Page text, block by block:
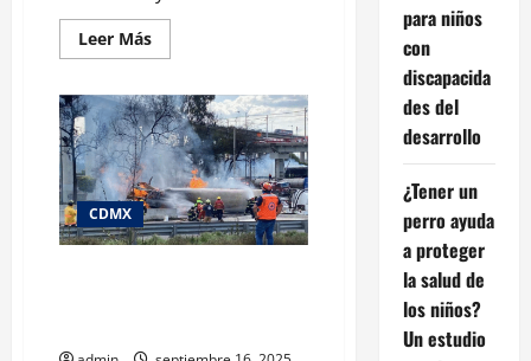
Leer MásLeer
más
Cómo
mantenerse
sano
durante
el
otoño
y
el
invierno
CDMX
para niños
con
discapacida
des del
desarrollo
¿Tener un
perro ayuda
a proteger
la salud de
los niños?
Un estudio